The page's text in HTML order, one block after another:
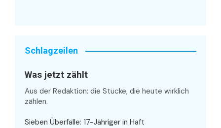
Schlagzeilen
Was jetzt zählt
Aus der Redaktion: die Stücke, die heute wirklich
zählen.
Sieben Überfälle: 17-Jähriger in Haft